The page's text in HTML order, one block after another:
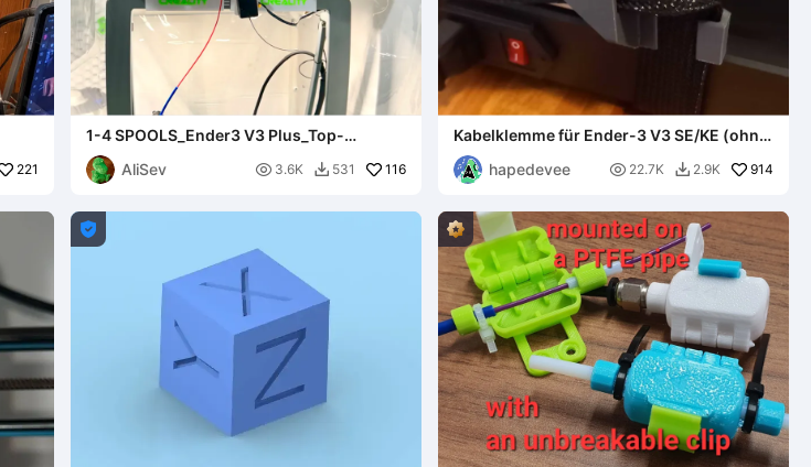
221
1-4 SPOOLS_Ender3 V3 Plus_Top-
Halterung/RunOut-Sensor/ Lichtleiste
AliSev
 3.6K  531 116
Kabelklemme für Ender-3 V3 SE/KE (ohne
Halterung)
hapedevee
 22.7K  2.9K 914
